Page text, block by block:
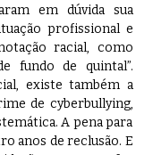
em dúvida sua
profissional e
racial, como
fundo de quintal”.
existe também a
de cyberbullying,
A pena para
anos de reclusão. E